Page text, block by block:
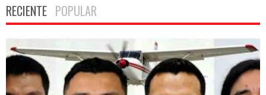
RECIENTE POPULAR